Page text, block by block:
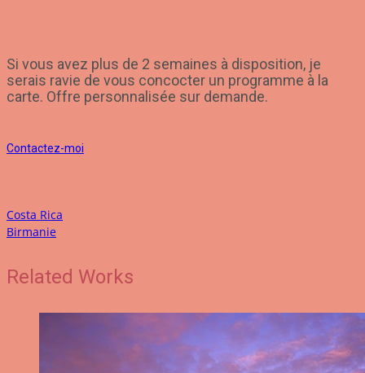
Si vous avez plus de 2 semaines à disposition, je
serais ravie de vous concocter un programme à la
carte. Offre personnalisée sur demande.
Contactez-moi
Costa Rica
Birmanie
Related Works